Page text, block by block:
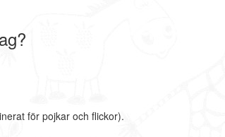
för pojkar och flickor).